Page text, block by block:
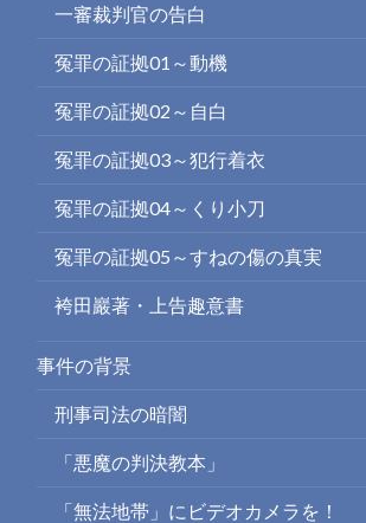
一審裁判官の告白
冤罪の証拠01～動機
冤罪の証拠02～自白
冤罪の証拠03～犯行着衣
冤罪の証拠04～くり小刀
冤罪の証拠05～すねの傷の真実
袴田巖著・上告趣意書
事件の背景
刑事司法の暗闇
「悪魔の判決教本」
「無法地帯」にビデオカメラを！